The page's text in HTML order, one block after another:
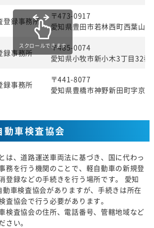
登録事務所
〒473-0917
愛知県豊田市若林西町西葉山46
録事務所
〒485-0074
愛知県小牧市新小木3丁目32番
録事務所
〒441-8077
愛知県豊橋市神野新田町字京
スクロールできます
動車検査協会
は、道路運送車両法に基づき、国に代わっ
務を行う機関のことで、軽自動車の新規登
登録などの手続きを行う場所です。 愛知
車検査協会がありますが、手続きは所在
査協会で行う必要があります。
検査協会の住所、電話番号、管轄地域など
さい。